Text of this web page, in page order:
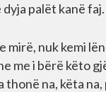
palët kanë faj.
mirë, nuk kemi
me i bërë këto
thonë na, këta